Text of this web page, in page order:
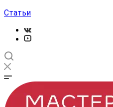
Статьи